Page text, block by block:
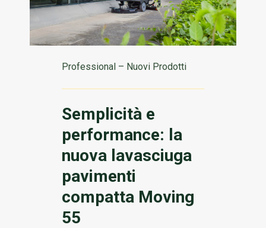
Professional – Nuovi Prodotti
Semplicità e
performance: la
nuova lavasciuga
pavimenti
compatta Moving
55